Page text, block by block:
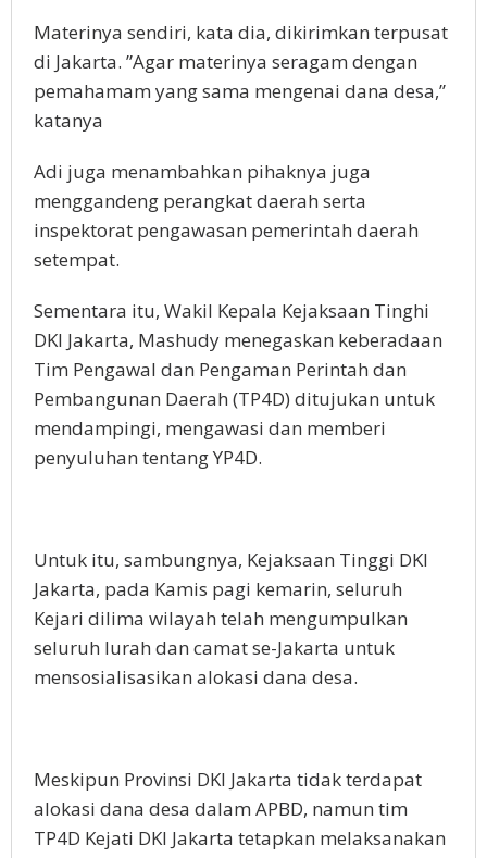
Materinya sendiri, kata dia, dikirimkan terpusat
di Jakarta. ”Agar materinya seragam dengan
pemahamam yang sama mengenai dana desa,”
katanya
Adi juga menambahkan pihaknya juga
menggandeng perangkat daerah serta
inspektorat pengawasan pemerintah daerah
setempat.
Sementara itu, Wakil Kepala Kejaksaan Tinghi
DKI Jakarta, Mashudy menegaskan keberadaan
Tim Pengawal dan Pengaman Perintah dan
Pembangunan Daerah (TP4D) ditujukan untuk
mendampingi, mengawasi dan memberi
penyuluhan tentang YP4D.
Untuk itu, sambungnya, Kejaksaan Tinggi DKI
Jakarta, pada Kamis pagi kemarin, seluruh
Kejari dilima wilayah telah mengumpulkan
seluruh lurah dan camat se-Jakarta untuk
mensosialisasikan alokasi dana desa.
Meskipun Provinsi DKI Jakarta tidak terdapat
alokasi dana desa dalam APBD, namun tim
TP4D Kejati DKI Jakarta tetapkan melaksanakan